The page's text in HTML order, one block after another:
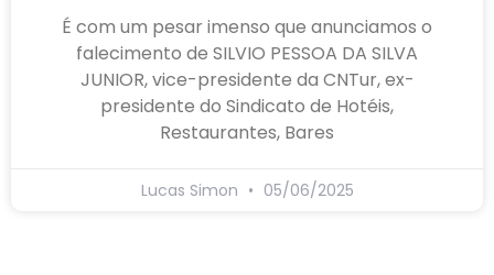
É com um pesar imenso que anunciamos o
falecimento de SILVIO PESSOA DA SILVA
JUNIOR, vice-presidente da CNTur, ex-
presidente do Sindicato de Hotéis,
Restaurantes, Bares
Lucas Simon 05/06/2025